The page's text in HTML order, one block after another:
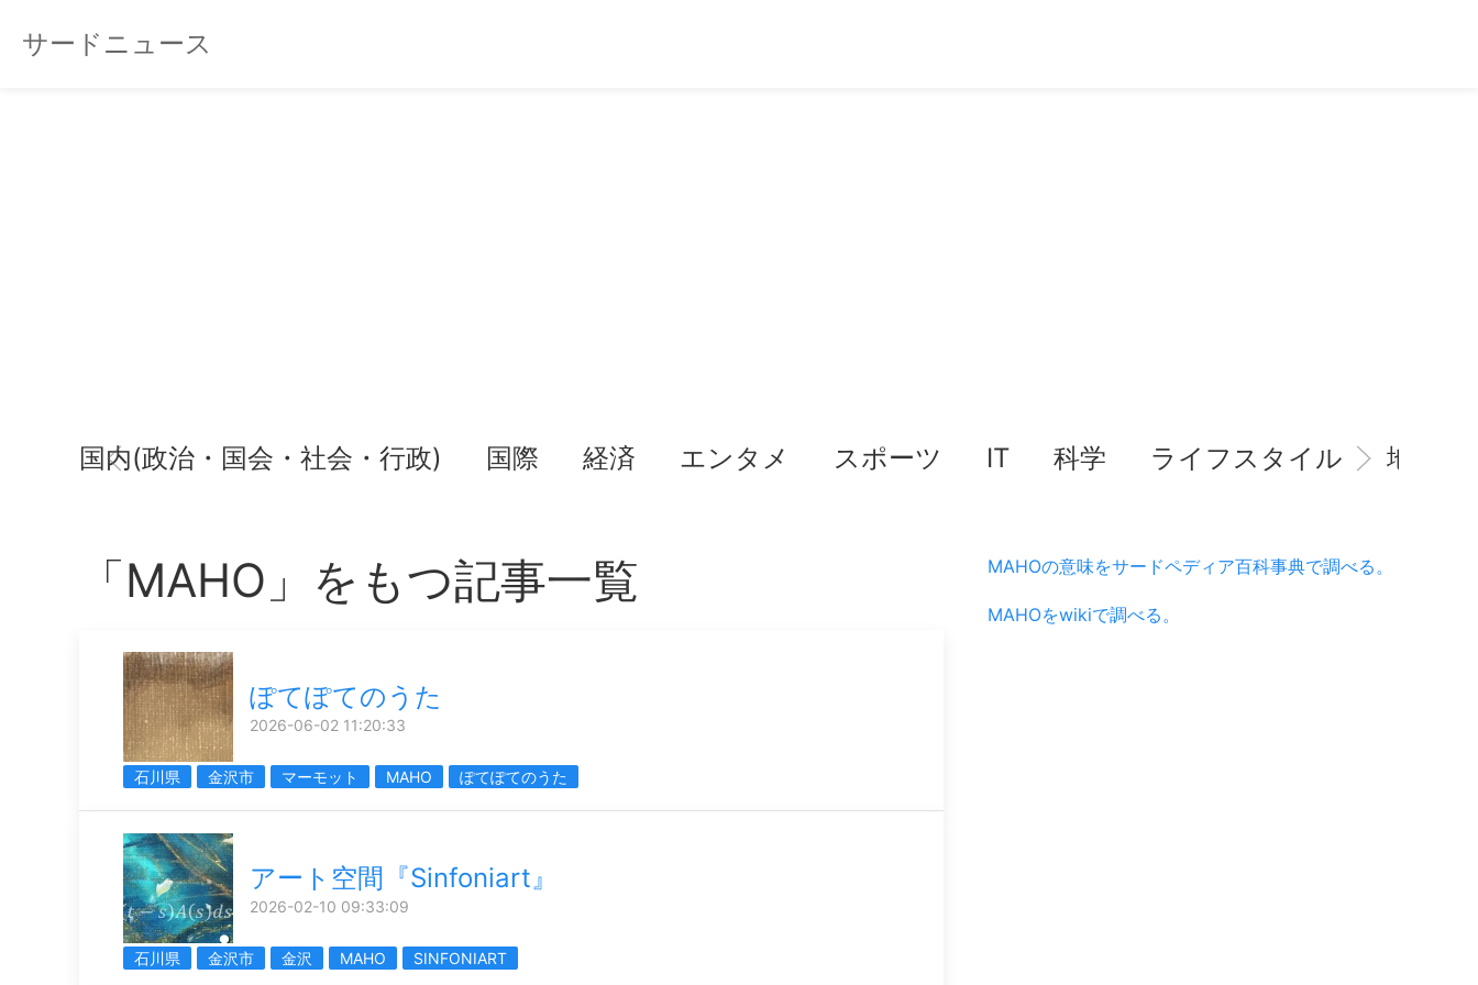
サードニュース
国内(政治・国会・社会・行政) 国際 経済 エンタメ スポーツ IT 科学 ライフスタイル 地域情
「MAHO」をもつ記事一覧
ぽてぽてのうた
2026-06-02 11:20:33
石川県 金沢市 マーモット MAHO ぽてぽてのうた
アート空間『Sinfoniart』
2026-02-10 09:33:09
石川県 金沢市 金沢 MAHO SINFONIART
MAHOの意味をサードペディア百科事典で調べる。
MAHOをwikiで調べる。